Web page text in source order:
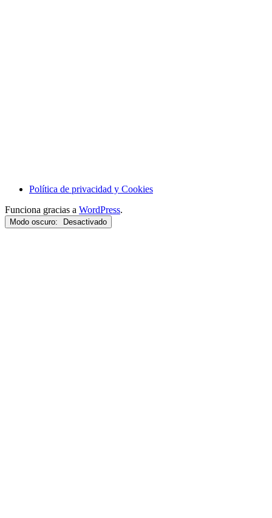
Política de privacidad y Cookies
Funciona gracias a WordPress.
Modo oscuro: